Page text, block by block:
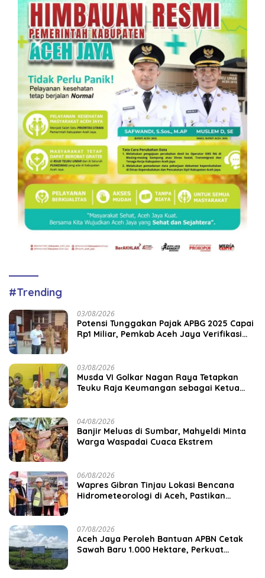
#Trending
03/08/2026
Potensi Tunggakan Pajak APBG 2025 Capai
Rp1 Miliar, Pemkab Aceh Jaya Verifikasi
03/08/2026
Musda VI Golkar Nagan Raya Tetapkan
Teuku Raja Keumangan sebagai Ketua
04/08/2026
Banjir Meluas di Sumbar, Mahyeldi Minta
Warga Waspadai Cuaca Ekstrem
06/08/2026
Wapres Gibran Tinjau Lokasi Bencana
Hidrometeorologi di Aceh, Pastikan
07/08/2026
Aceh Jaya Peroleh Bantuan APBN Cetak
Sawah Baru 1.000 Hektare, Perkuat